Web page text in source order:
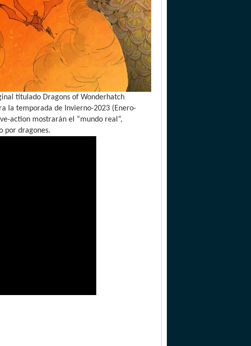
titulado Dragons of Wonderhatch
la temporada de Invierno-2023 (Enero-
action mostrarán el “mundo real”,
por dragones.